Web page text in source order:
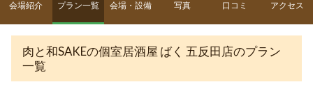
会場紹介 プラン一覧 会場・設備 写真 口コミ アクセス
肉と和SAKEの個室居酒屋 ばく 五反田店のプラン
一覧